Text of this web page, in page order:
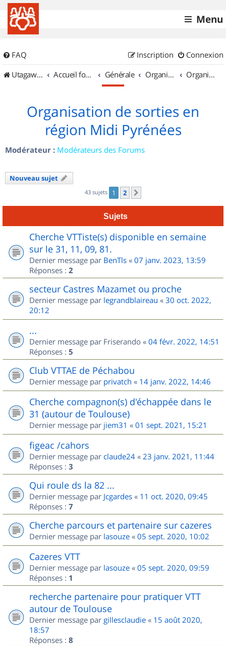
Menu
FAQ Connexion
Inscription
UtagawaVTT (Randos VTT et VTTAE avec traces GPS)
Accueil forum Générale Organisation de sorties & Recherche de partenaires Organisation de sorties en région Midi Pyrénées
Organisation de sorties en
région Midi Pyrénées
Modérateur : Modérateurs des Forums
Nouveau sujet
43 sujets 1 2
Sujets
Cherche VTTiste(s) disponible en semaine
sur le 31, 11, 09, 81.
Dernier message par BenTls « 07 janv. 2023, 13:59
Réponses : 2
secteur Castres Mazamet ou proche
Dernier message par legrandblaireau « 30 oct. 2022,
20:12
...
Dernier message par Friserando « 04 févr. 2022, 14:51
Réponses : 5
Club VTTAE de Péchabou
Dernier message par privatch « 14 janv. 2022, 14:46
Cherche compagnon(s) d'échappée dans le
31 (autour de Toulouse)
Dernier message par jiem31 « 01 sept. 2021, 15:21
figeac /cahors
Dernier message par claude24 « 23 janv. 2021, 11:44
Réponses : 3
Qui roule ds la 82 ...
Dernier message par Jcgardes « 11 oct. 2020, 09:45
Réponses : 7
Cherche parcours et partenaire sur cazeres
Dernier message par lasouze « 05 sept. 2020, 10:02
Cazeres VTT
Dernier message par lasouze « 05 sept. 2020, 09:59
Réponses : 1
recherche partenaire pour pratiquer VTT
autour de Toulouse
Dernier message par gillesclaudie « 15 août 2020,
18:57
Réponses : 8